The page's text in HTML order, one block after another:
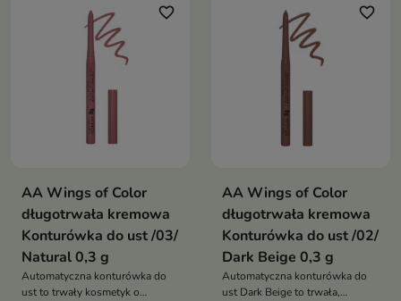
pielęgnując i nawilżając
perfekcyjny kontur ust przez
wiele godzin
favorite_border
AA Wings of Color
długotrwała kremowa
Konturówka do ust /03/
Natural 0,3 g
Automatyczna konturówka do
ust to trwały kosmetyk o
favorite_border
AA Wings of Color
długotrwała kremowa
Konturówka do ust /02/
Dark Beige 0,3 g
Automatyczna konturówka do
ust Dark Beige to trwała,